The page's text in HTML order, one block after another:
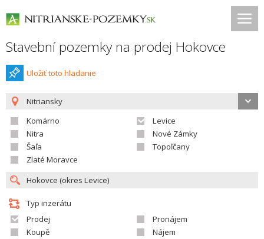
Stavební pozemky na prodej Hokovce
Uložiť toto hladanie
Nitriansky
Komárno
Levice
Nitra
Nové Zámky
Šaľa
Topoľčany
Zlaté Moravce
Typ inzerátu
Prodej
Pronájem
Koupě
Nájem